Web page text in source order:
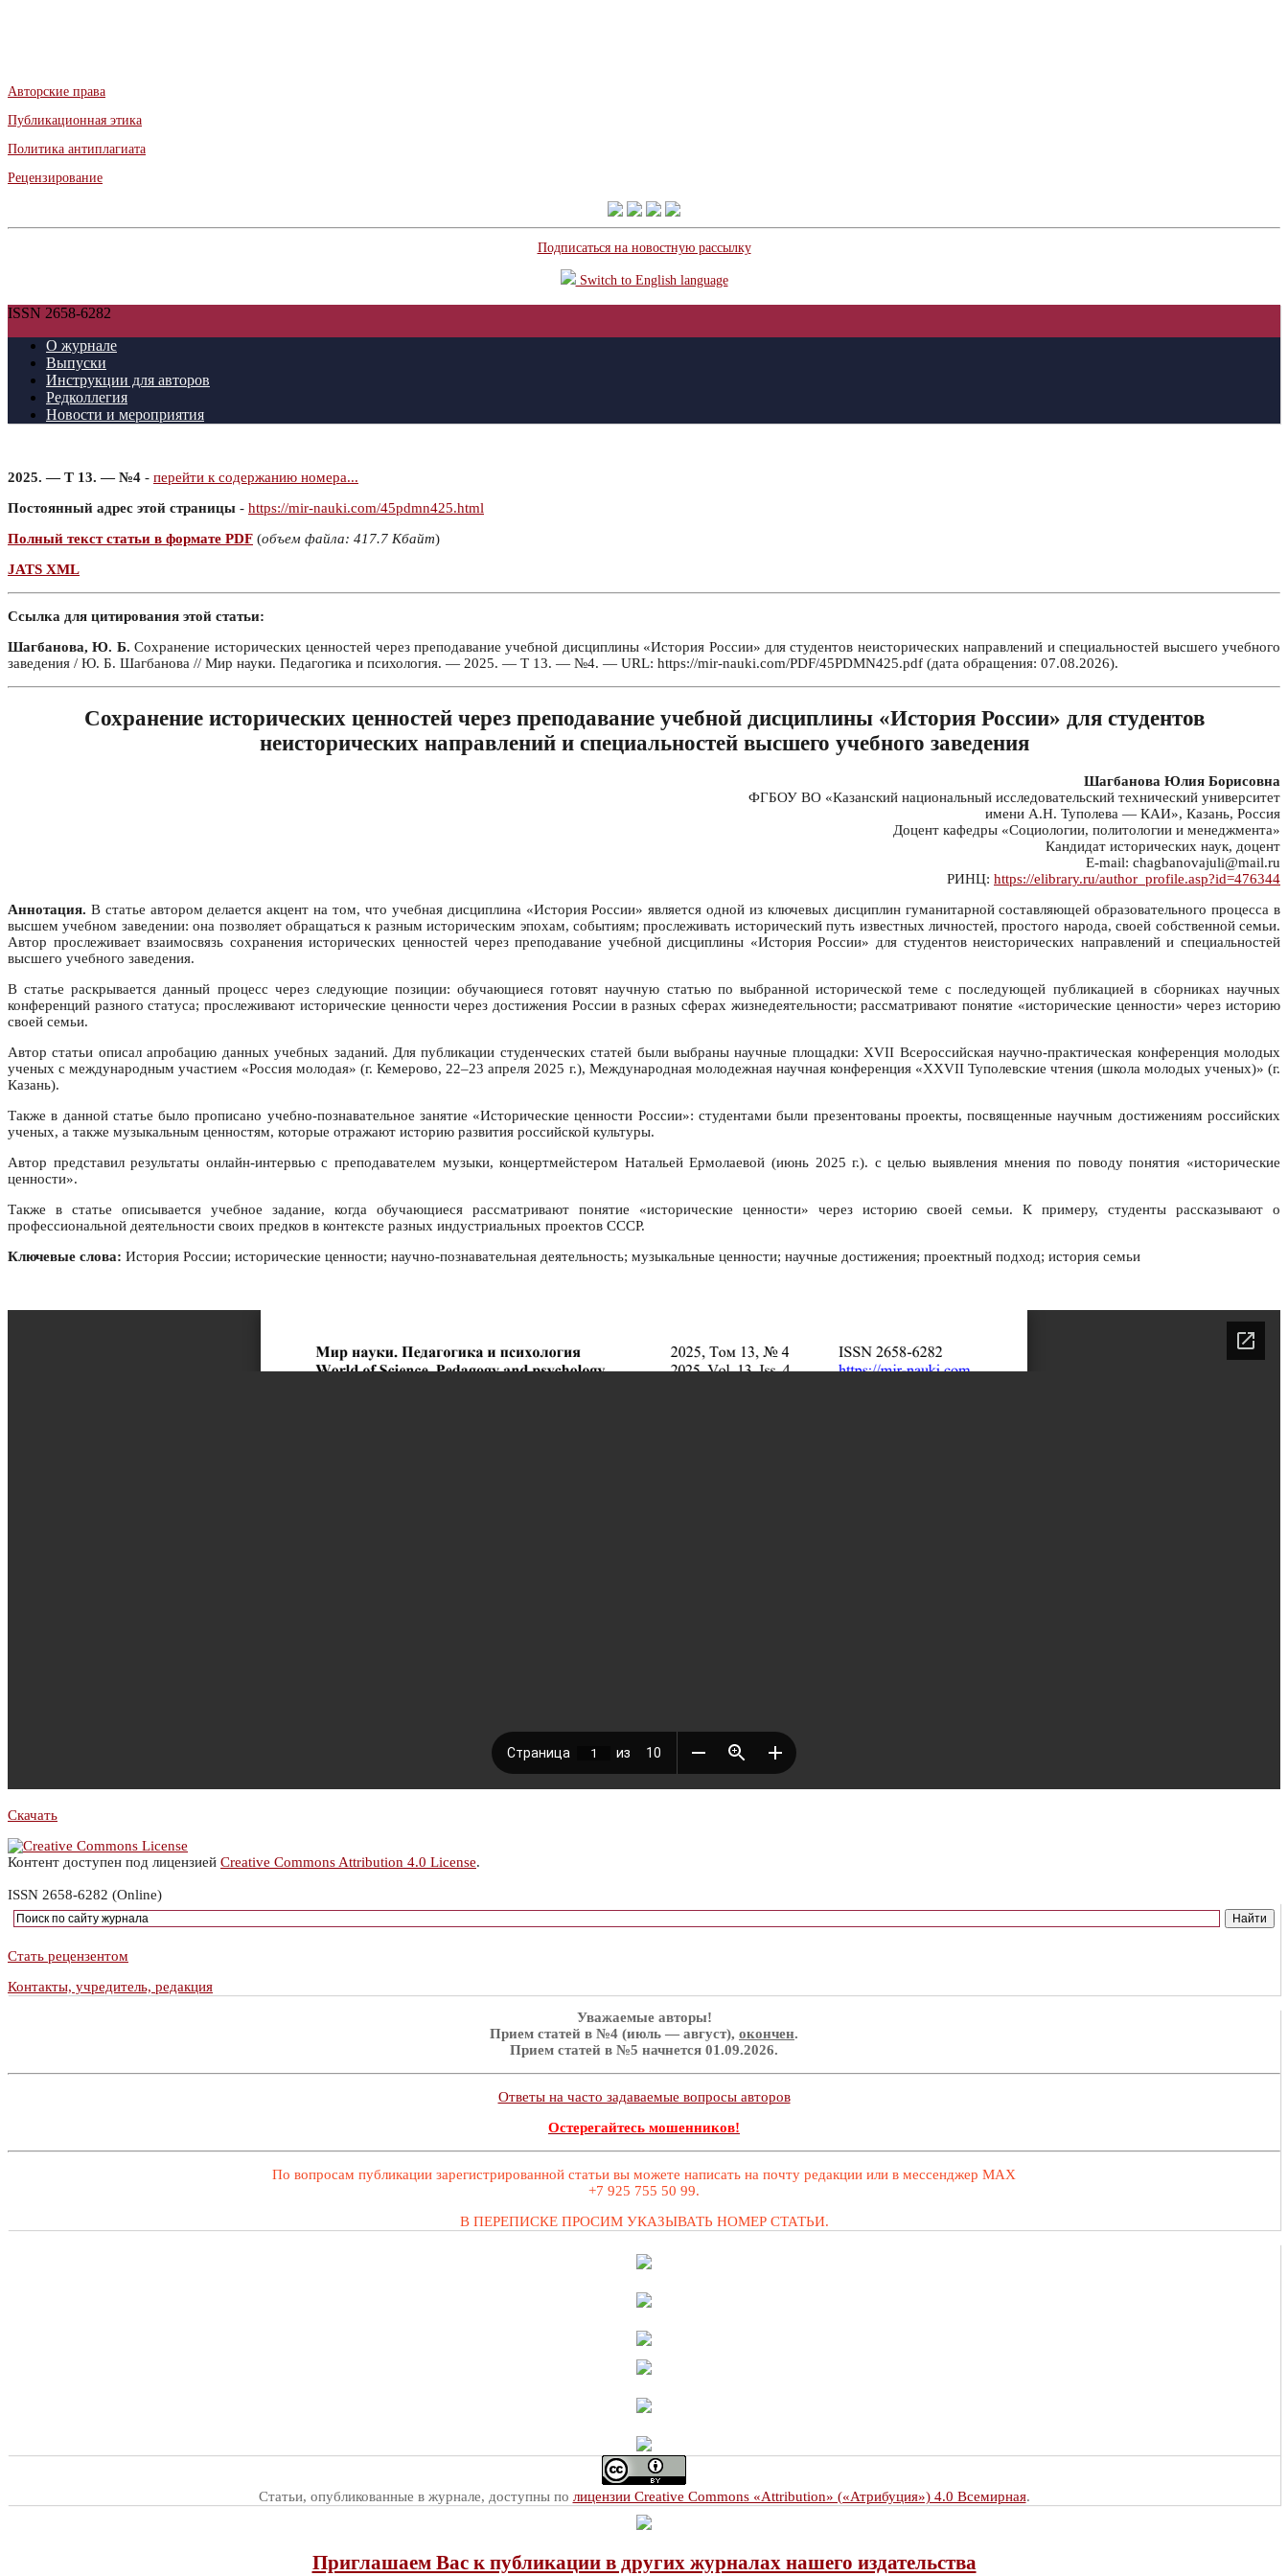
Авторские права
Публикационная этика
Политика антиплагиата
Рецензирование
Подписаться на новостную рассылку
Switch to English language
ISSN 2658-6282
О журнале
Выпуски
Инструкции для авторов
Редколлегия
Новости и мероприятия
2025. — Т 13. — №4 - перейти к содержанию номера...
Постоянный адрес этой страницы - https://mir-nauki.com/45pdmn425.html
Полный текст статьи в формате PDF (объем файла: 417.7 Кбайт)
JATS XML
Ссылка для цитирования этой статьи:
Шагбанова, Ю. Б. Сохранение исторических ценностей через преподавание учебной дисциплины «История России» для студентов неисторических направлений и специальностей высшего учебного
заведения / Ю. Б. Шагбанова // Мир науки. Педагогика и психология. — 2025. — Т 13. — №4. — URL: https://mir-nauki.com/PDF/45PDMN425.pdf (дата обращения: 07.08.2026).
Сохранение исторических ценностей через преподавание учебной дисциплины «История России» для студентов
неисторических направлений и специальностей высшего учебного заведения
Шагбанова Юлия Борисовна
ФГБОУ ВО «Казанский национальный исследовательский технический университет
имени А.Н. Туполева — КАИ», Казань, Россия
Доцент кафедры «Социологии, политологии и менеджмента»
Кандидат исторических наук, доцент
E-mail: chagbanovajuli@mail.ru
РИНЦ: https://elibrary.ru/author_profile.asp?id=476344
Аннотация. В статье автором делается акцент на том, что учебная дисциплина «История России» является одной из ключевых дисциплин гуманитарной составляющей образовательного процесса в
высшем учебном заведении: она позволяет обращаться к разным историческим эпохам, событиям; прослеживать исторический путь известных личностей, простого народа, своей собственной семьи.
Автор прослеживает взаимосвязь сохранения исторических ценностей через преподавание учебной дисциплины «История России» для студентов неисторических направлений и специальностей
высшего учебного заведения.
В статье раскрывается данный процесс через следующие позиции: обучающиеся готовят научную статью по выбранной исторической теме с последующей публикацией в сборниках научных
конференций разного статуса; прослеживают исторические ценности через достижения России в разных сферах жизнедеятельности; рассматривают понятие «исторические ценности» через историю
своей семьи.
Автор статьи описал апробацию данных учебных заданий. Для публикации студенческих статей были выбраны научные площадки: XVII Всероссийская научно-практическая конференция молодых
ученых с международным участием «Россия молодая» (г. Кемерово, 22–23 апреля 2025 г.), Международная молодежная научная конференция «XXVII Туполевские чтения (школа молодых ученых)» (г.
Казань).
Также в данной статье было прописано учебно-познавательное занятие «Исторические ценности России»: студентами были презентованы проекты, посвященные научным достижениям российских
ученых, а также музыкальным ценностям, которые отражают историю развития российской культуры.
Автор представил результаты онлайн-интервью с преподавателем музыки, концертмейстером Натальей Ермолаевой (июнь 2025 г.). с целью выявления мнения по поводу понятия «исторические
ценности».
Также в статье описывается учебное задание, когда обучающиеся рассматривают понятие «исторические ценности» через историю своей семьи. К примеру, студенты рассказывают о
профессиональной деятельности своих предков в контексте разных индустриальных проектов СССР.
Ключевые слова: История России; исторические ценности; научно-познавательная деятельность; музыкальные ценности; научные достижения; проектный подход; история семьи
Скачать
Контент доступен под лицензией Creative Commons Attribution 4.0 License.
ISSN 2658-6282 (Online)
Стать рецензентом
Контакты, учредитель, редакция
Уважаемые авторы!
Прием статей в №4 (июль — август), окончен.
Прием статей в №5 начнется 01.09.2026.
Ответы на часто задаваемые вопросы авторов
Остерегайтесь мошенников!
По вопросам публикации зарегистрированной статьи вы можете написать на почту редакции или в мессенджер MAX
+7 925 755 50 99.
В ПЕРЕПИСКЕ ПРОСИМ УКАЗЫВАТЬ НОМЕР СТАТЬИ.
Статьи, опубликованные в журнале, доступны по лицензии Creative Commons «Attribution» («Атрибуция») 4.0 Всемирная.
Приглашаем Вас к публикации в других журналах нашего издательства